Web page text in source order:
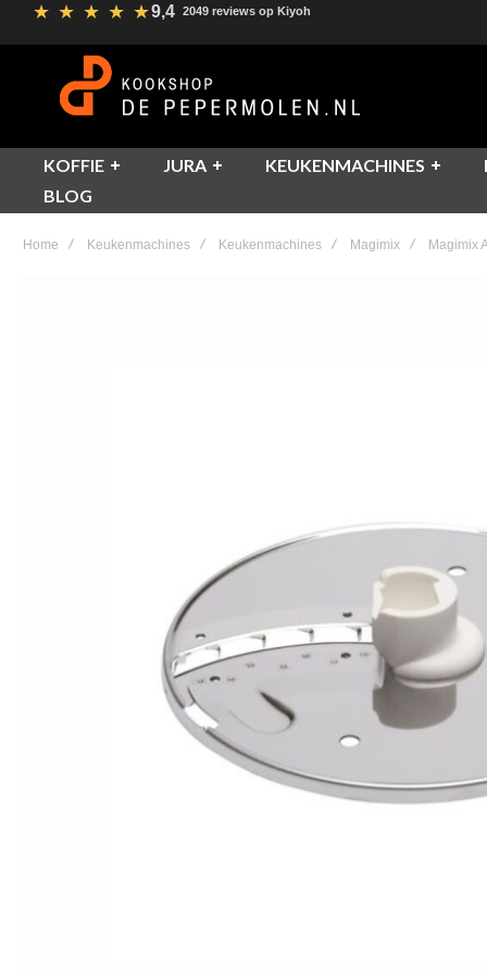
★ ★ ★ ★ ★9,4 2049 reviews op Kiyoh
KOFFIE JURA KEUKENMACHINES
BLOG
Home Keukenmachines Keukenmachines Magimix Magimix